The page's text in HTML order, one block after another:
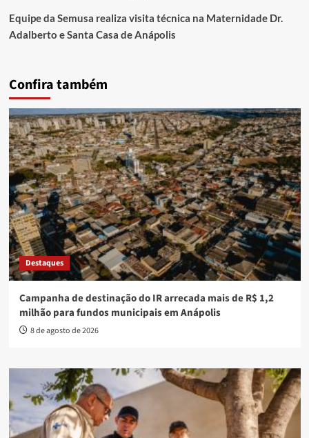
Equipe da Semusa realiza visita técnica na Maternidade Dr.
Adalberto e Santa Casa de Anápolis
Confira também
Destaques
Campanha de destinação do IR arrecada mais de R$ 1,2
milhão para fundos municipais em Anápolis
8 de agosto de 2026